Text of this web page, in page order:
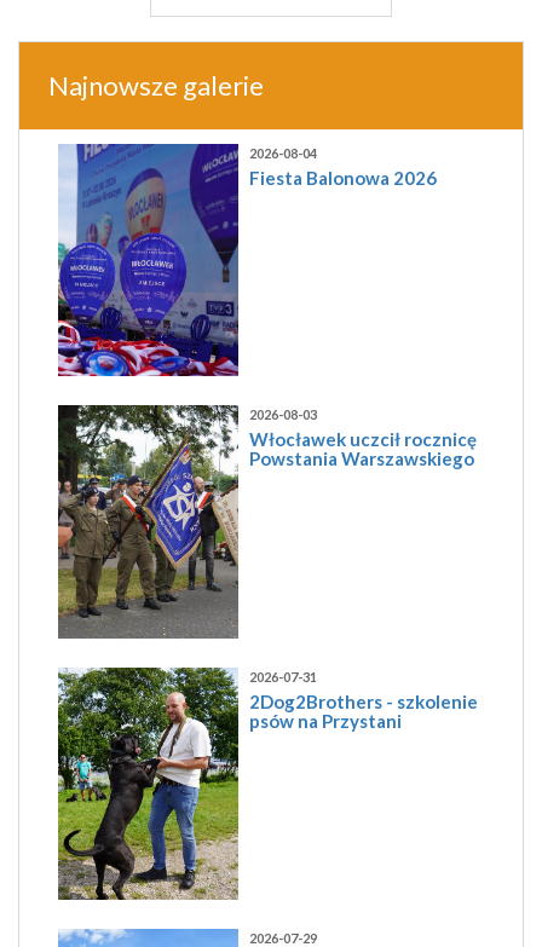
Najnowsze galerie
2026-08-04
Fiesta Balonowa 2026
2026-08-03
Włocławek uczcił rocznicę
Powstania Warszawskiego
2026-07-31
2Dog2Brothers - szkolenie
psów na Przystani
2026-07-29